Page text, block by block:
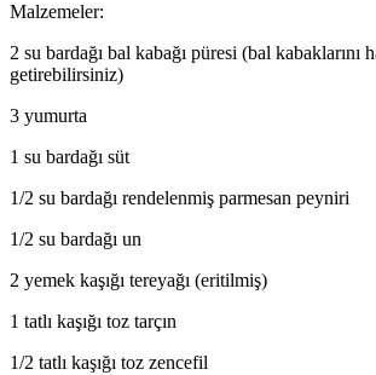
Malzemeler:
2 su bardağı bal kabağı püresi (bal kabaklarını
getirebilirsiniz)
3 yumurta
1 su bardağı süt
1/2 su bardağı rendelenmiş parmesan peyniri
1/2 su bardağı un
2 yemek kaşığı tereyağı (eritilmiş)
1 tatlı kaşığı toz tarçın
1/2 tatlı kaşığı toz zencefil